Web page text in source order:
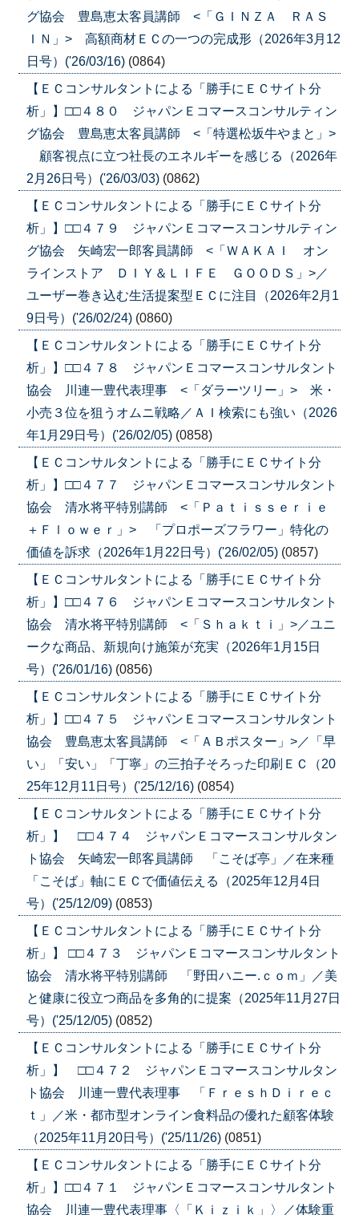
グ協会 豊島恵太客員講師 <「ＧＩＮＺＡ ＲＡＳ
ＩＮ」> 高額商材ＥＣの一つの完成形（2026年3月12
日号）('26/03/16) (0864)
【ＥＣコンサルタントによる「勝手にＥＣサイト分
析」】□□４８０ ジャパンＥコマースコンサルティン
グ協会 豊島恵太客員講師 <「特選松坂牛やまと」>
顧客視点に立つ社長のエネルギーを感じる（2026年
2月26日号）('26/03/03) (0862)
【ＥＣコンサルタントによる「勝手にＥＣサイト分
析」】□□４７９ ジャパンＥコマースコンサルティン
グ協会 矢崎宏一郎客員講師 <「ＷＡＫＡＩ オン
ラインストア ＤＩＹ＆ＬＩＦＥ ＧＯＯＤＳ」>／
ユーザー巻き込む生活提案型ＥＣに注目（2026年2月1
9日号）('26/02/24) (0860)
【ＥＣコンサルタントによる「勝手にＥＣサイト分
析」】□□４７８ ジャパンＥコマースコンサルタント
協会 川連一豊代表理事 <「ダラーツリー」> 米・
小売３位を狙うオムニ戦略／ＡＩ検索にも強い（2026
年1月29日号）('26/02/05) (0858)
【ＥＣコンサルタントによる「勝手にＥＣサイト分
析」】□□４７７ ジャパンＥコマースコンサルタント
協会 清水将平特別講師 <「Ｐａｔｉｓｓｅｒｉｅ
＋Ｆｌｏｗｅｒ」> 「プロポーズフラワー」特化の
価値を訴求（2026年1月22日号）('26/02/05) (0857)
【ＥＣコンサルタントによる「勝手にＥＣサイト分
析」】□□４７６ ジャパンＥコマースコンサルタント
協会 清水将平特別講師 <「Ｓｈａｋｔｉ」>／ユニ
ークな商品、新規向け施策が充実（2026年1月15日
号）('26/01/16) (0856)
【ＥＣコンサルタントによる「勝手にＥＣサイト分
析」】□□４７５ ジャパンＥコマースコンサルタント
協会 豊島恵太客員講師 <「ＡＢポスター」>／「早
い」「安い」「丁寧」の三拍子そろった印刷ＥＣ（20
25年12月11日号）('25/12/16) (0854)
【ＥＣコンサルタントによる「勝手にＥＣサイト分
析」】 □□４７４ ジャパンＥコマースコンサルタン
ト協会 矢崎宏一郎客員講師 「こそば亭」／在来種
「こそば」軸にＥＣで価値伝える（2025年12月4日
号）('25/12/09) (0853)
【ＥＣコンサルタントによる「勝手にＥＣサイト分
析」】 □□４７３ ジャパンＥコマースコンサルタント
協会 清水将平特別講師 「野田ハニー.ｃｏｍ」／美
と健康に役立つ商品を多角的に提案（2025年11月27日
号）('25/12/05) (0852)
【ＥＣコンサルタントによる「勝手にＥＣサイト分
析」】 □□４７２ ジャパンＥコマースコンサルタン
ト協会 川連一豊代表理事 「ＦｒｅｓｈＤｉｒｅｃ
ｔ」／米・都市型オンライン食料品の優れた顧客体験
（2025年11月20日号）('25/11/26) (0851)
【ＥＣコンサルタントによる「勝手にＥＣサイト分
析」】□□４７１ ジャパンＥコマースコンサルタント
協会 川連一豊代表理事〈「Ｋｉｚｉｋ」〉／体験重